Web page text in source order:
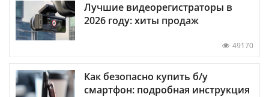
Лучшие видеорегистраторы в
2026 году: хиты продаж
49170
Как безопасно купить б/у
смартфон: подробная инструкция